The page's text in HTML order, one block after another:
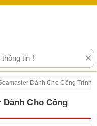
×
Dành Cho Công Trình
Cho Công